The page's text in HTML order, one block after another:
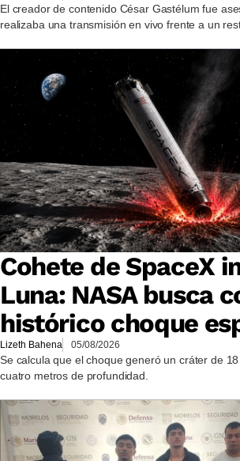
El creador de contenido César Gastélum fue
realizaba una transmisión en vivo frente a un
Cohete de SpaceX
Luna: NASA busca
histórico choque
Lizeth Bahena 05/08/2026
Se calcula que el choque generó un cráter de
cuatro metros de profundidad.